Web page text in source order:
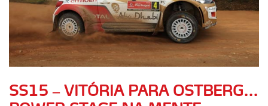
SS15 – VITÓRIA PARA OSTBERG...